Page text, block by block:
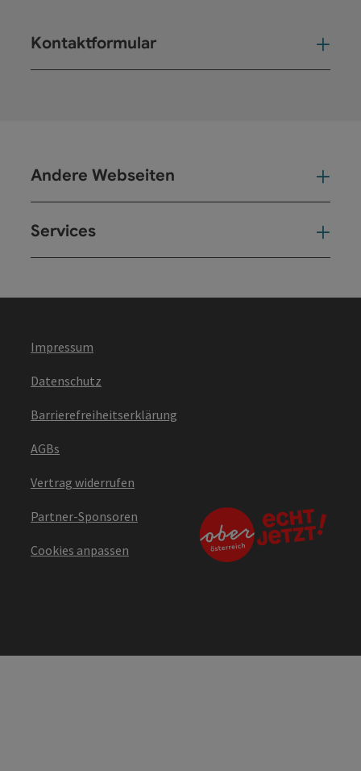
Kontaktformular
Andere Webseiten
Services
Impressum
Datenschutz
Barrierefreiheitserklärung
AGBs
Vertrag widerrufen
Partner-Sponsoren
Cookies anpassen